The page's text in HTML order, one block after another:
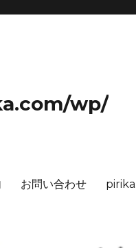
wp/
お問い合わせ